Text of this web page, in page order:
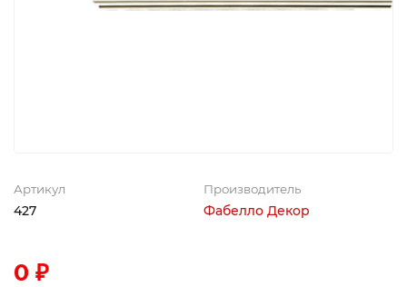
Артикул
427
Производитель
Фабелло Декор
0 ₽